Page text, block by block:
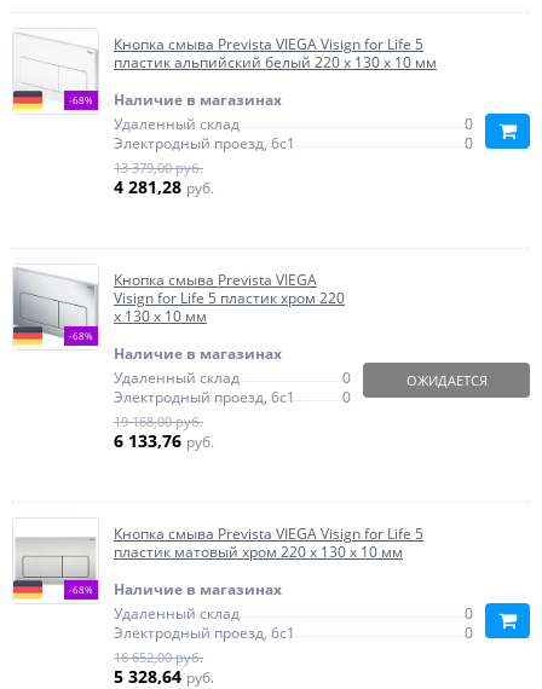
-68%
Кнопка смыва Prevista VIEGA Visign for Life 5
пластик альпийский белый 220 х 130 х 10 мм
Наличие в магазинах
Удаленный склад
0
Электродный проезд, 6с1
0
13 379,00 руб.
4 281,28 руб.
-68%
Кнопка смыва Prevista VIEGA
Visign for Life 5 пластик хром 220
х 130 х 10 мм
Наличие в магазинах
Удаленный склад
0
Электродный проезд, 6с1
0
19 168,00 руб.
6 133,76 руб.
ОЖИДАЕТСЯ
-68%
Кнопка смыва Prevista VIEGA Visign for Life 5
пластик матовый хром 220 х 130 х 10 мм
Наличие в магазинах
Удаленный склад
0
Электродный проезд, 6с1
0
16 652,00 руб.
5 328,64 руб.